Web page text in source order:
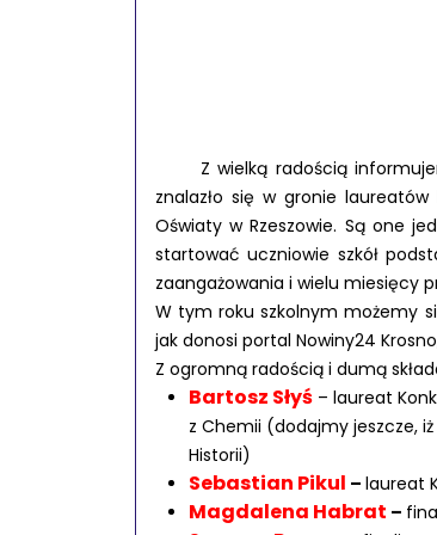
Z wielką radością
znalazło się w gronie
Oświaty w Rzeszowie. Są one
startować uczniowie szkół
zaangażowania i wielu miesięcy
W tym roku szkolnym możemy
jak donosi portal Nowiny24
Z ogromną radością i dumą
Bartosz Słyś– laureat
z Chemii (dodajmy jeszcze,
Historii)
Sebastian Pikul – laureat
Magdalena Habrat –